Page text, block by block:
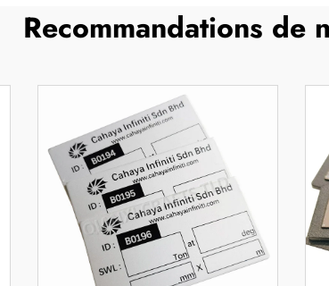
Recommandations de